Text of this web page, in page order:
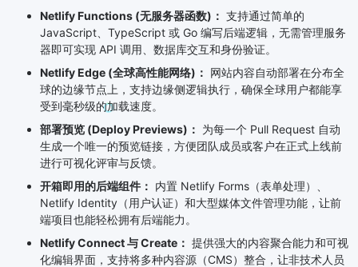
Netlify Functions (无服务器函数)： 支持通过简单的
JavaScript、TypeScript 或 Go 编写后端逻辑，无需管理服务
器即可实现 API 调用、数据库交互和身份验证。
Netlify Edge (全球高性能网络)： 网站内容自动部署在分布全
球的边缘节点上，支持边缘侧逻辑执行，确保全球用户都能享
受到毫秒级的加载速度。
部署预览 (Deploy Previews)： 为每一个 Pull Request 自动
生成一个唯一的预览链接，方便团队成员或客户在正式上线前
进行可视化评审与反馈。
开箱即用的后端组件： 内置 Netlify Forms（表单处理）、
Netlify Identity（用户认证）和大型媒体文件管理功能，让前
端项目也能轻松拥有后端能力。
Netlify Connect 与 Create： 提供强大的内容聚合能力和可视
化编辑界面，支持将多种内容源（CMS）整合，让非技术人员